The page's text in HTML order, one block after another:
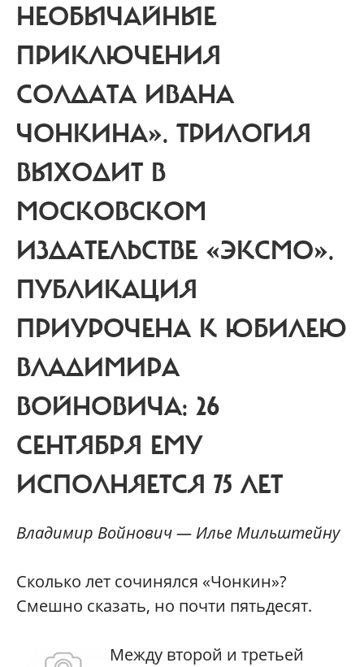
НЕОБЫЧАЙНЫЕ
ПРИКЛЮЧЕНИЯ
СОЛДАТА ИВАНА
ЧОНКИНА». ТРИЛОГИЯ
ВЫХОДИТ В
МОСКОВСКОМ
ИЗДАТЕЛЬСТВЕ «ЭКСМО».
ПУБЛИКАЦИЯ
ПРИУРОЧЕНА К ЮБИЛЕЮ
ВЛАДИМИРА
ВОЙНОВИЧА: 26
СЕНТЯБРЯ ЕМУ
ИСПОЛНЯЕТСЯ 75 ЛЕТ
Владимир Войнович — Илье Мильштейну
Сколько лет сочинялся «Чонкин»?
Смешно сказать, но почти пятьдесят.
Между второй и третьей